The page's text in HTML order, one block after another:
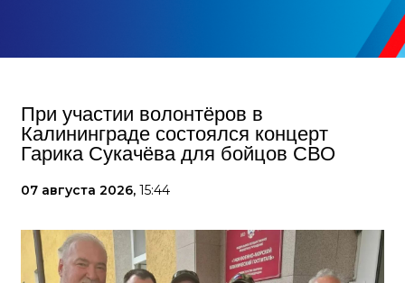
При участии волонтёров в
Калининграде состоялся концерт
Гарика Сукачёва для бойцов СВО
07 августа 2026, 15:44